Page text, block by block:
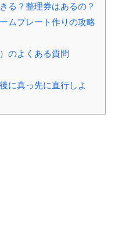
る？整理券はあるの？
ムプレート作りの攻略
のよくある質問
に真っ先に直行しよ